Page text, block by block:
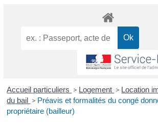
Accueil particuliers > Logement > Location
du bail > Préavis et formalités du congé
propriétaire (bailleur)